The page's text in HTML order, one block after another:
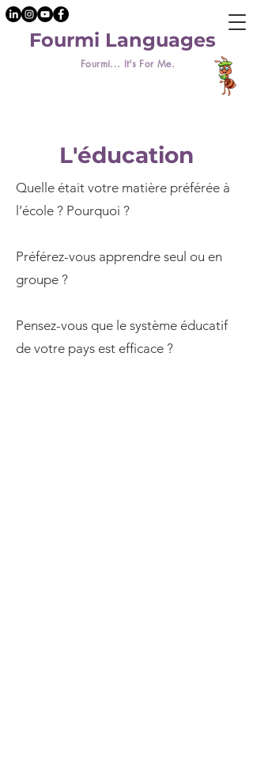
Fourmi... It's For Me.
Fourmi Languages
L'éducation
Quelle était votre matière préférée à
l’école ? Pourquoi ?
Préférez-vous apprendre seul ou en
groupe ?
Pensez-vous que le système éducatif
de votre pays est efficace ?